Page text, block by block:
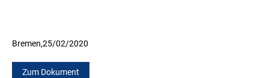
Bremen,25/02/2020
Zum Dokument